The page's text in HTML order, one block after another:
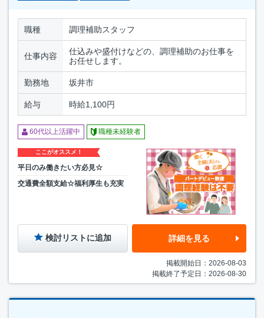
職種 調理補助スタッフ
仕事内容
仕込みや盛付けなどの、調理補助のお仕事を
お任せします。
勤務地 坂井市
給与 時給1,100円
60代以上活躍中 職種未経験者
ここがオススメ！
平日のみ働きたい方必見☆
交通費全額支給☆福利厚生も充実
検討リストに追加 詳細を見る
掲載開始日：2026-08-03
掲載終了予定日：2026-08-30